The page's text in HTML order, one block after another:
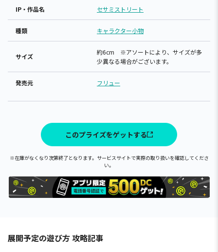
IP・作品名 セサミストリート
種類 キャラクター小物
サイズ
約6cm ※アソートにより、サイズが多
少異なる場合がございます。
発売元 フリュー
このプライズをゲットする
※在庫がなくなり次第終了となります。サービスサイトで実際の取り扱いを確認してくださ
い。
展開予定の遊び方 攻略記事